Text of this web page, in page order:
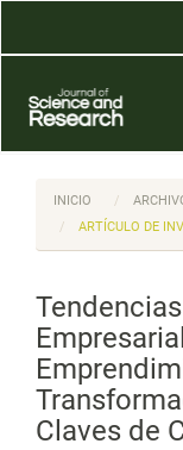
Contenido
Barra
lateral
INICIO
ARTÍCULO DE
Claves de